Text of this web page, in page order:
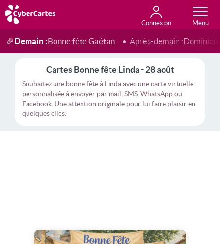
Connexion
Anniversaire
Fête du jour
Amour
Amitié
Merci
Toutes les cartes
🎉Demain :Bonne fête Gaétan Après-demain :
Cartes Bonne fête Linda - 28 août
Souhaitez une bonne fête à Linda avec une carte virtuelle
personnalisée à envoyer par mail, SMS, WhatsApp ou
Facebook. Une attention originale pour lui faire plaisir en
quelques clics.